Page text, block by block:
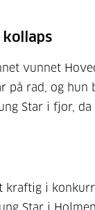
kollaps
vunnet
på rad, og hun
Star i fjor,
kraftig i